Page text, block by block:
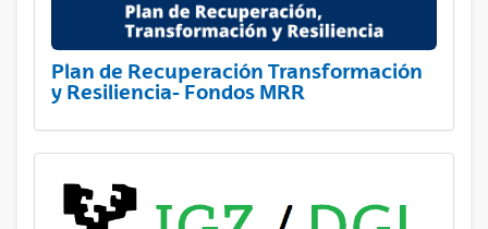
Plan de Recuperación Transformación
y Resiliencia- Fondos MRR